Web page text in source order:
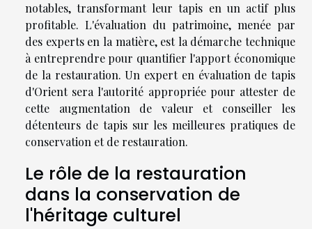
notables, transformant leur tapis en un actif plus
profitable. L'évaluation du patrimoine, menée par
des experts en la matière, est la démarche technique
à entreprendre pour quantifier l'apport économique
de la restauration. Un expert en évaluation de tapis
d'Orient sera l'autorité appropriée pour attester de
cette augmentation de valeur et conseiller les
détenteurs de tapis sur les meilleures pratiques de
conservation et de restauration.
Le rôle de la restauration
dans la conservation de
l'héritage culturel